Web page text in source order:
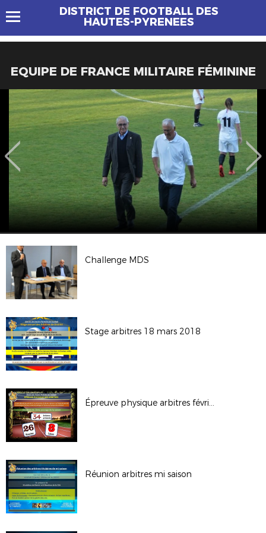
DISTRICT DE FOOTBALL DES
HAUTES-PYRENEES
EQUIPE DE FRANCE MILITAIRE FÉMININE
Challenge MDS
Stage arbitres 18 mars 2018
Épreuve physique arbitres février
Réunion arbitres mi saison